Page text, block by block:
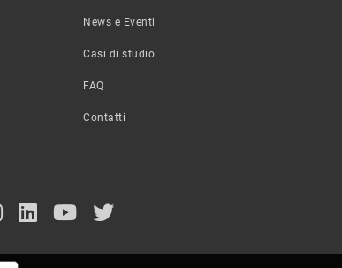
News e Eventi
Casi di studio
FAQ
Contatti